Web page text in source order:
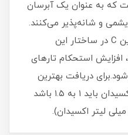
که به عنوان یک آبرسان
و شانه‌پذیر می‌کنند.
همچنین وجود کراتین و ویتامین C در ساختار این
استحکام تارهای
دریافت بهترین
نتیجه، نسبت ترکیب رنگ با اکسیدان باید ۱ به ۱.۵ باشد